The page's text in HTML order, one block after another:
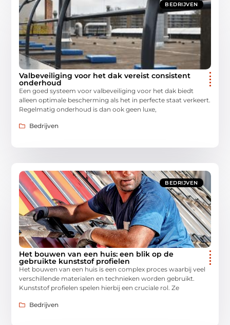
BEDRIJVEN
Valbeveiliging voor het dak vereist consistent
onderhoud
Een goed systeem voor valbeveiliging voor het dak biedt
alleen optimale bescherming als het in perfecte staat verkeert.
Regelmatig onderhoud is dan ook geen luxe,
Bedrijven
BEDRIJVEN
Het bouwen van een huis: een blik op de
gebruikte kunststof profielen
Het bouwen van een huis is een complex proces waarbij veel
verschillende materialen en technieken worden gebruikt.
Kunststof profielen spelen hierbij een cruciale rol. Ze
Bedrijven